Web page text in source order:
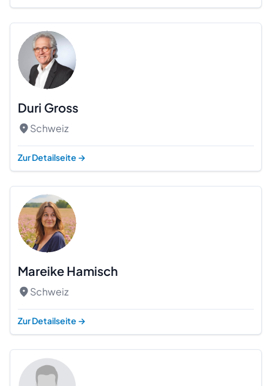
Duri Gross
Schweiz
Zur Detailseite →
Mareike Hamisch
Schweiz
Zur Detailseite →